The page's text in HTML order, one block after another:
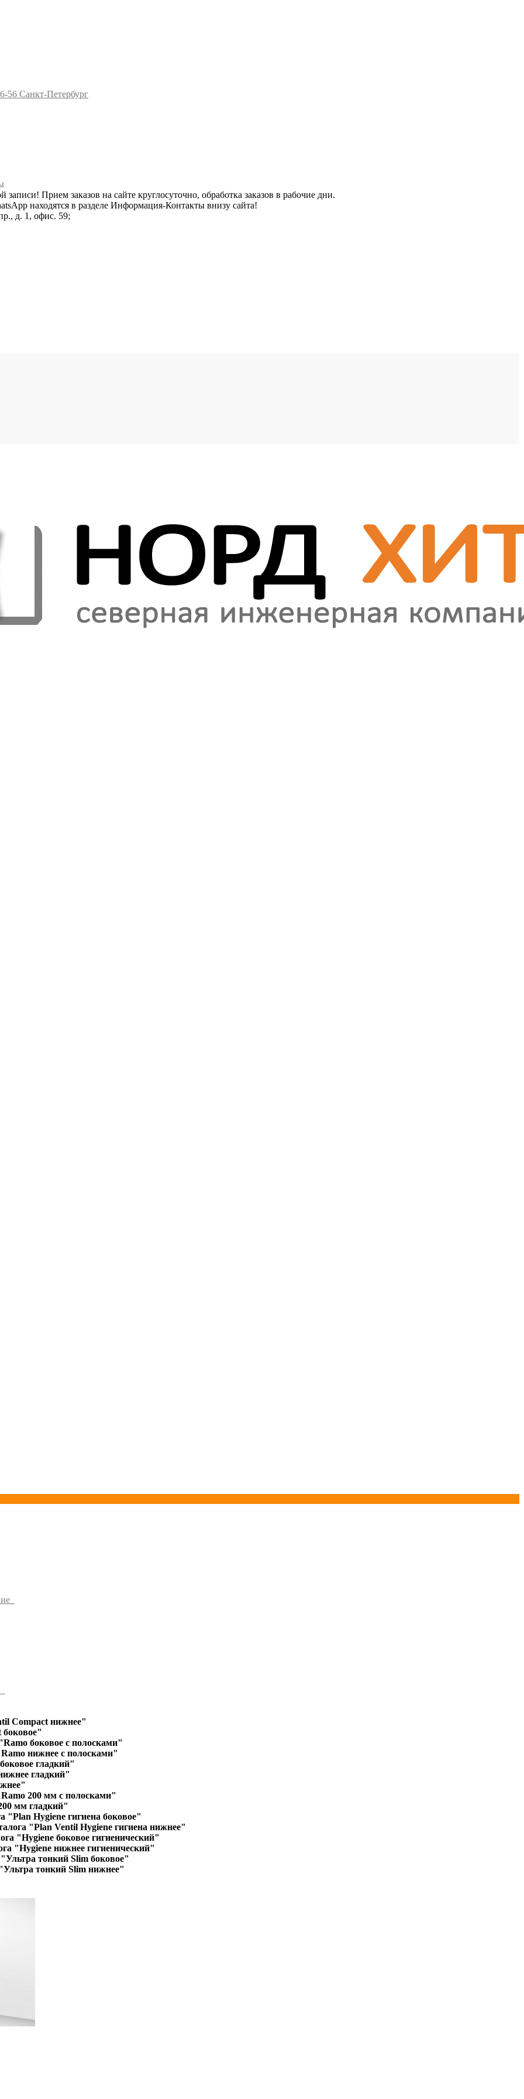
56 Санкт-Петербург
Прием заказов на сайте круглосуточно, обработка заказов в рабочие дни.
находятся в разделе Информация-Контакты внизу сайта!
д. 1, офис. 59;
Compact нижнее"
боковое"
боковое с полосками"
нижнее с полосками"
гладкий"
гладкий"
200 мм с полосками"
мм гладкий"
"Plan Hygiene гигиена боковое"
"Plan Ventil Hygiene гигиена нижнее"
"Hygiene боковое гигиенический"
"Hygiene нижнее гигиенический"
тонкий Slim боковое"
тонкий Slim нижнее"